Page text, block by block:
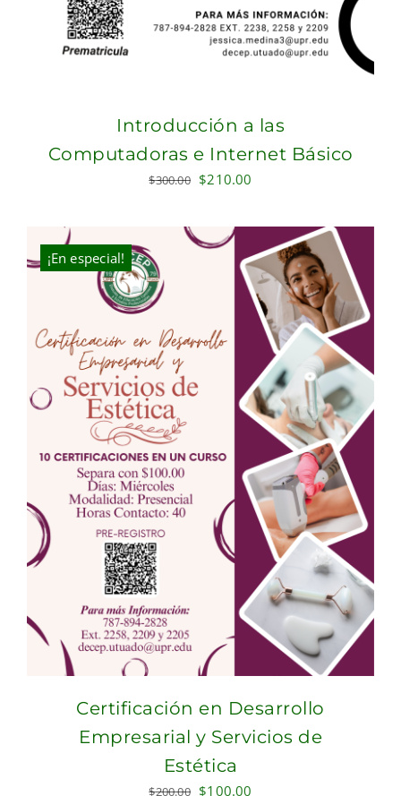
Introducción a las
Computadoras e Internet Básico
$300.00 Original
$300.00.
$210.00
is:
$210.00.
¡En especial!
Certificación en Desarrollo
Empresarial y Servicios de
Estética
$200.00 Original
$100.00